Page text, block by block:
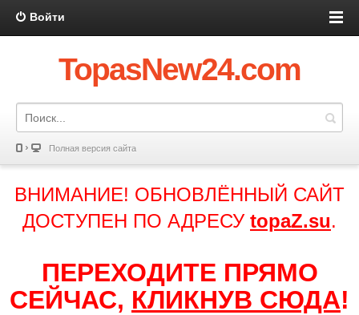
Войти
TopasNew24.com
Полная версия сайта
ВНИМАНИЕ! ОБНОВЛЁННЫЙ САЙТ
ДОСТУПЕН ПО АДРЕСУ topaZ.su.
ПЕРЕХОДИТЕ ПРЯМО
СЕЙЧАС, КЛИКНУВ СЮДА!